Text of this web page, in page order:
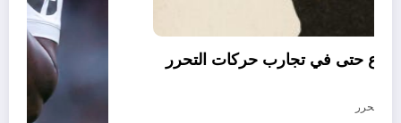
العقل النقلي لا يبدع حتى في تجارب حركات التحرر
أغسطس 6, 2026